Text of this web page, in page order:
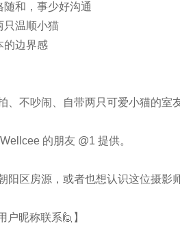
随和，事少好沟通
只温顺小猫
的边界感
、不吵闹、自带两只可爱小猫的室
的朋友 @1 提供。
阳区房源，或者也想认识这位摄影
户昵称联系🙋】